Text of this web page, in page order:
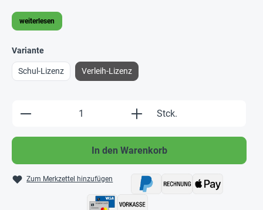
weiterlesen
Variante
Schul-Lizenz Verleih-Lizenz
Produkt Anzahl: Gib den gewünschten
Stck.
In den Warenkorb
Zum Merkzettel hinzufügen